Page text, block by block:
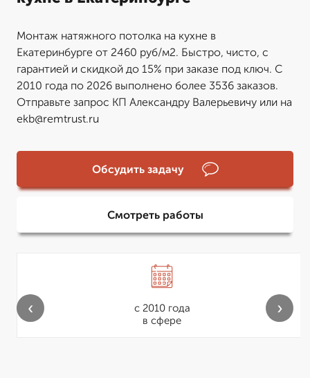
Монтаж натяжного потолка на кухне в
Екатеринбурге от 2460 руб/м2. Быстро, чисто, с
гарантией и скидкой до 15% при заказе под ключ. С
2010 года по 2026 выполнено более 3536 заказов.
Отправьте запрос КП Александру Валерьевичу или на
ekb@remtrust.ru
Обсудить задачу
Смотреть работы
с 2010 года
в сфере
‹ ›